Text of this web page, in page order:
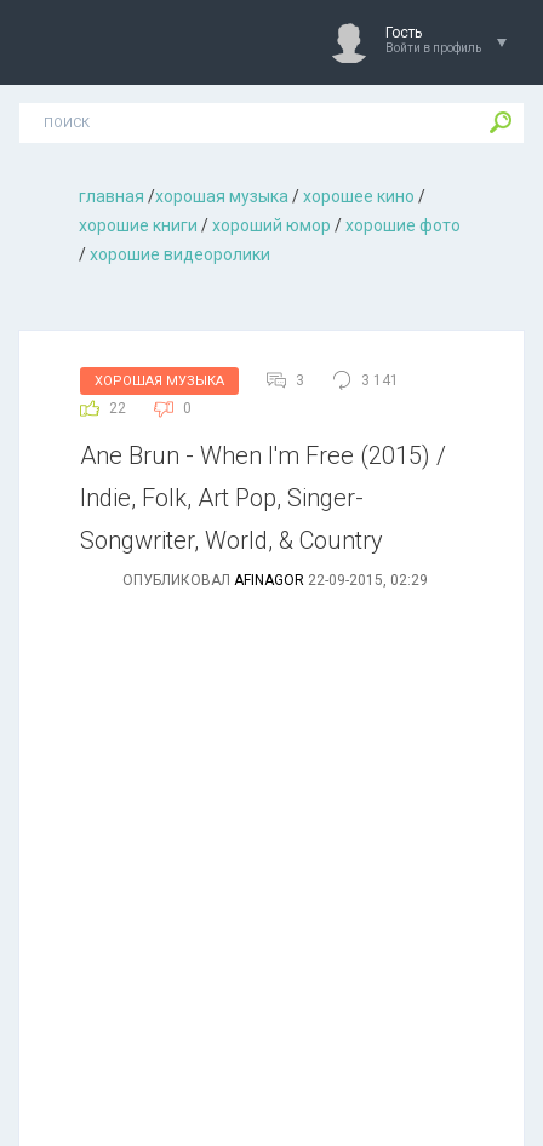
Гость
Войти в профиль
главная /хорошая музыкa /хорошее кино /
хорошие книги /хороший юмор /хорошие фото
/хорошие видеоролики
ХОРОШАЯ МУЗЫКА 3
3 141
22
0
Ane Brun - When I'm Free (2015) /
Indie, Folk, Art Pop, Singer-
Songwriter, World, & Country
ОПУБЛИКОВАЛ AFINAGOR 22-09-2015, 02:29